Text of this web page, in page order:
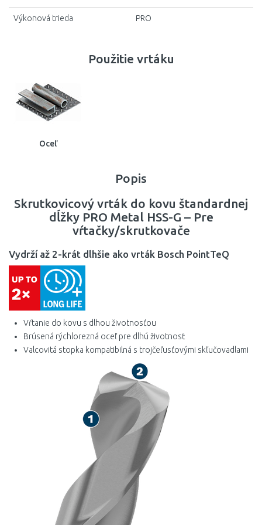
3,5 mm
4,1 mm
4,2 mm
4,3 mm
4,4 mm
4,5 mm
4,6 mm
4,7 mm
4,8 mm
4,9 mm
5 mm
5,1 mm
5,2 mm
5,3 mm
5,4 mm
Použitie vrtáku
Oceľ
Popis
Skrutkovicový vrták do kovu štandardnej
dĺžky PRO Metal HSS-G – Pre
vŕtačky/skrutkovače
Vydrží až 2-krát dlhšie ako vrták Bosch PointTeQ
Vŕtanie do kovu s dlhou životnosťou
Brúsená rýchlorezná oceľ pre dlhú životnosť
Valcovitá stopka kompatibilná s trojčeľusťovými skľučovadlami
Výkonová trieda PRO